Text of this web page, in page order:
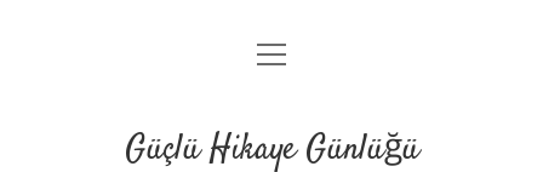
Anasayfa
menüyü
Güçlü Hikaye Günlüğü